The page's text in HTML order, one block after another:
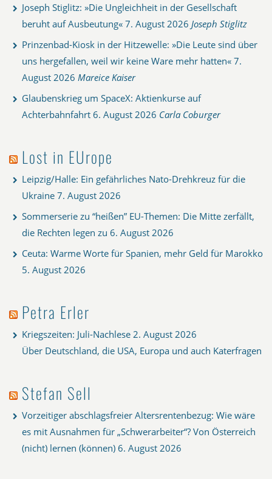
Joseph Stiglitz: »Die Ungleichheit in der Gesellschaft
beruht auf Ausbeutung« 7. August 2026 Joseph Stiglitz
Prinzenbad-Kiosk in der Hitzewelle: »Die Leute sind über
uns hergefallen, weil wir keine Ware mehr hatten« 7.
August 2026 Mareice Kaiser
Glaubenskrieg um SpaceX: Aktienkurse auf
Achterbahnfahrt 6. August 2026 Carla Coburger
Lost in EUrope
Leipzig/Halle: Ein gefährliches Nato-Drehkreuz für die
Ukraine 7. August 2026
Sommerserie zu “heißen” EU-Themen: Die Mitte zerfällt,
die Rechten legen zu 6. August 2026
Ceuta: Warme Worte für Spanien, mehr Geld für Marokko
5. August 2026
Petra Erler
Kriegszeiten: Juli-Nachlese 2. August 2026
Über Deutschland, die USA, Europa und auch Katerfragen
Stefan Sell
Vorzeitiger abschlagsfreier Altersrentenbezug: Wie wäre
es mit Ausnahmen für „Schwerarbeiter“? Von Österreich
(nicht) lernen (können) 6. August 2026